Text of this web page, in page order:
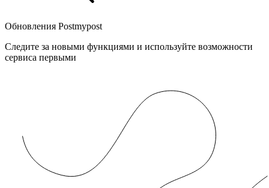
Обновления Postmypost
Следите за новыми функциями и используйте возможности
сервиса первыми